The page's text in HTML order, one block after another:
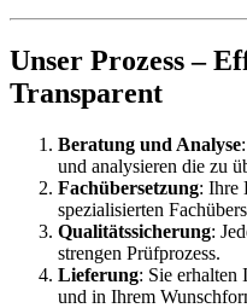
Unser Prozess –
Transparent
Beratung und Analyse
und analysieren die zu
Fachübersetzung: Ihre
spezialisierten
Qualitätssicherung:
strengen Prüfprozess.
Lieferung: Sie erhalten
und in Ihrem